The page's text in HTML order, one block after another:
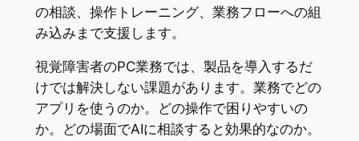
の相談、操作トレーニング、業務フローへの組
み込みまで支援します。
視覚障害者のPC業務では、製品を導入するだ
けでは解決しない課題があります。業務でどの
アプリを使うのか。どの操作で困りやすいの
か。どの場面でAIに相談すると効果的なのか。